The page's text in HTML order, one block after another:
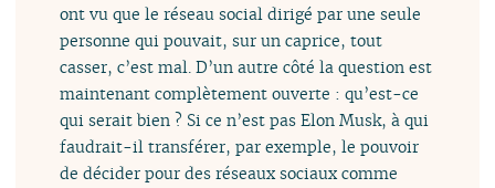
ont vu que le réseau social dirigé par une seule
personne qui pouvait, sur un caprice, tout
casser, c’est mal. D’un autre côté la question est
maintenant complètement ouverte : qu’est-ce
qui serait bien ? Si ce n’est pas Elon Musk, à qui
faudrait-il transférer, par exemple, le pouvoir
de décider pour des réseaux sociaux comme